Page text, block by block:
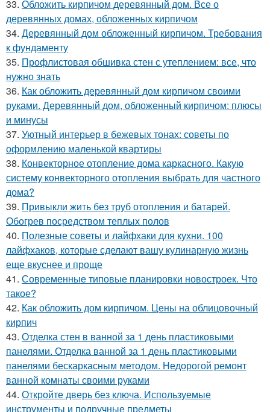
33. Обложить кирпичом деревянный дом. Все о
деревянных домах, обложенных кирпичом
34. Деревянный дом обложенный кирпичом. Требования
к фундаменту
35. Профлистовая обшивка стен с утеплением: все, что
нужно знать
36. Как обложить деревянный дом кирпичом своими
руками. Деревянный дом, обложенный кирпичом: плюсы
и минусы
37. Уютный интерьер в бежевых тонах: советы по
оформлению маленькой квартиры
38. Конвекторное отопление дома каркасного. Какую
систему конвекторного отопления выбрать для частного
дома?
39. Привыкли жить без труб отопления и батарей.
Обогрев посредством теплых полов
40. Полезные советы и лайфхаки для кухни. 100
лайфхаков, которые сделают вашу кулинарную жизнь
еще вкуснее и проще
41. Современные типовые планировки новостроек. Что
такое?
42. Как обложить дом кирпичом. Цены на облицовочный
кирпич
43. Отделка стен в ванной за 1 день пластиковыми
панелями. Отделка ванной за 1 день пластиковыми
панелями бескаркасным методом. Недорогой ремонт
ванной комнаты своими руками
44. Откройте дверь без ключа. Используемые
инструменты и подручные предметы